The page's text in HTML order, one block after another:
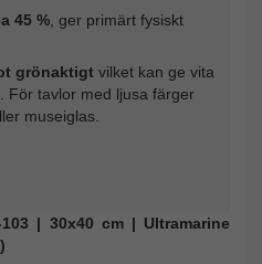
45 % , ger primärt fysiskt
grönaktigt vilket kan ge vita
För tavlor med ljusa färger
museiglas.
103 | 30x40 cm | Ultramarine